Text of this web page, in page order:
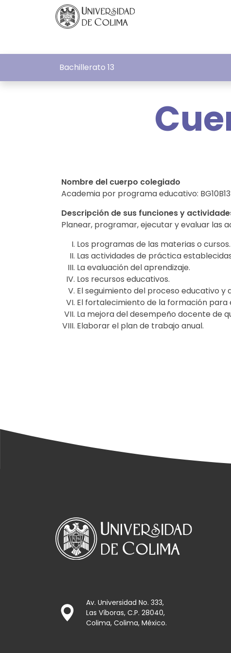
Bachillerato 13
Nombre del cuerpo colegiado
Academia por programa educativo: BG10B13
Descripción de sus funciones y
Planear, programar, ejecutar y evaluar las
Los programas de las materias o cursos.
Las actividades de práctica
La evaluación del aprendizaje.
Los recursos educativos.
El seguimiento del proceso educativo y
El fortalecimiento de la formación para
La mejora del desempeño docente de
Elaborar el plan de trabajo anual.
Av. Universidad No. 333,
Las Víboras, C.P. 28040,
Colima, Colima, México.